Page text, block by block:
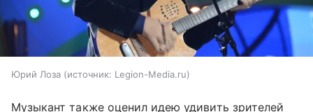
Юрий Лоза источник: Legion-Media.ru
Музыкант также оценил идею удивить зрителей